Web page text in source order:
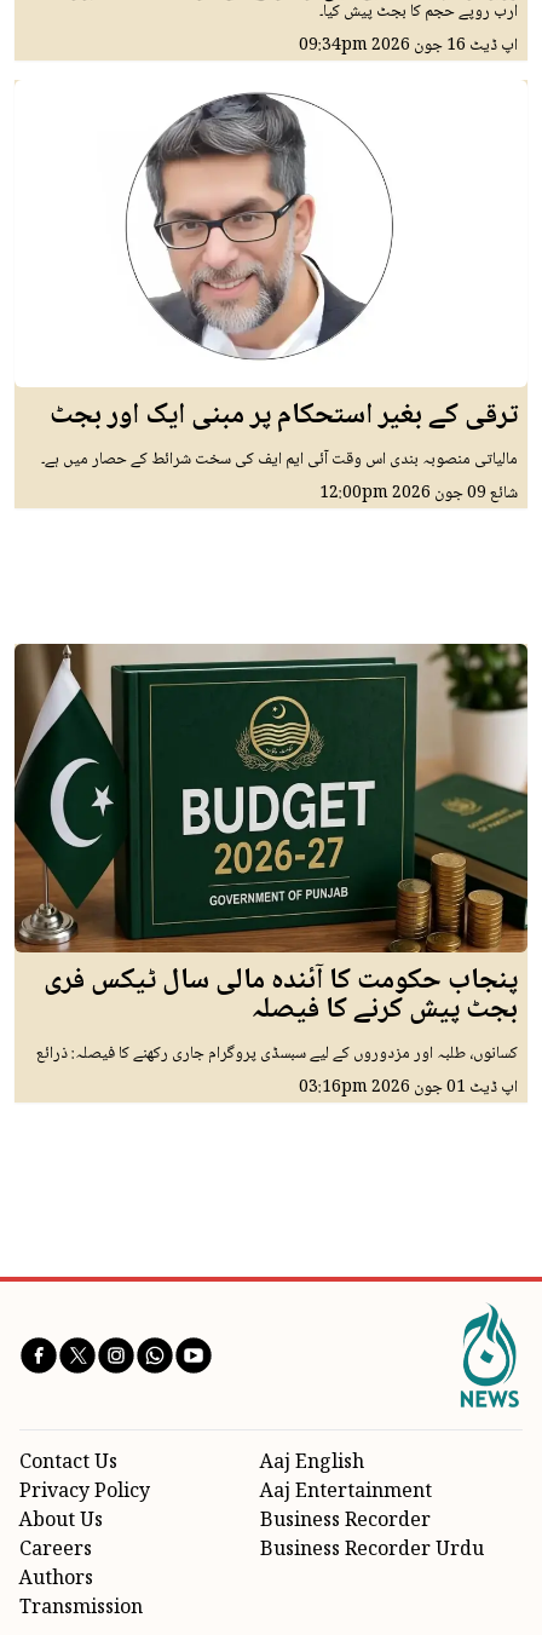
ارب روپے حجم کا بجٹ پیش کیا۔
اپ ڈیٹ 16 جون 2026 09:34pm
ترقی کے بغیر استحکام پر مبنی ایک اور بجٹ
مالیاتی منصوبہ بندی اس وقت آئی ایم ایف کی سخت شرائط کے حصار میں ہے۔
شائع09 جون 2026 12:00pm
پنجاب حکومت کا آئندہ مالی سال ٹیکس فری
بجٹ پیش کرنے کا فیصلہ
کسانوں، طلبہ اور مزدوروں کے لیے سبسڈی پروگرام جاری رکھنے کا فیصلہ: ذرائع
اپ ڈیٹ 01 جون 2026 03:16pm
Aaj English
Aaj Entertainment
Business Recorder
Business Recorder Urdu
Contact Us
Privacy Policy
About Us
Careers
Authors
Transmission